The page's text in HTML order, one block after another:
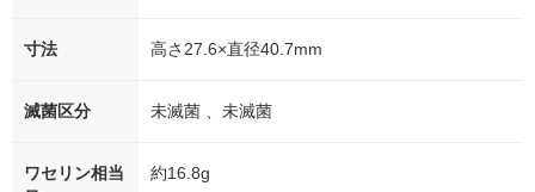
寸法 高さ27.6×直径40.7mm
滅菌区分 未滅菌 、未滅菌
ワセリン相当
約16.8g